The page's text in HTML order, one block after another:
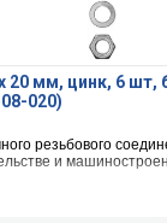
20 мм, цинк, 6 шт,
020)
резьбового
и